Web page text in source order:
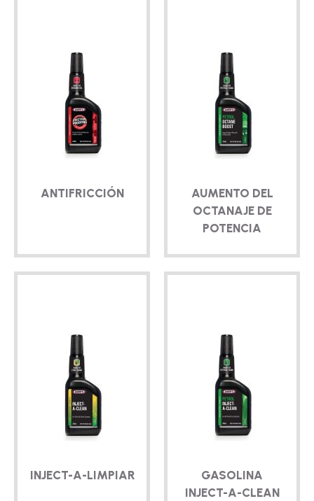
ANTIFRICCIÓN
AUMENTO DEL
OCTANAJE DE
POTENCIA
INJECT-A-LIMPIAR
GASOLINA
INJECT-A-CLEAN